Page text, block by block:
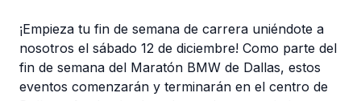
¡Empieza tu fin de semana de carrera uniéndote a
nosotros el sábado 12 de diciembre! Como parte del
fin de semana del Maratón BMW de Dallas, estos
eventos comenzarán y terminarán en el centro de